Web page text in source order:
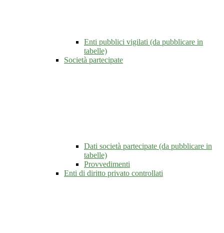
Enti pubblici vigilati (da pubblicare in
tabelle)
Società partecipate
Dati società partecipate (da pubblicare in
tabelle)
Provvedimenti
Enti di diritto privato controllati